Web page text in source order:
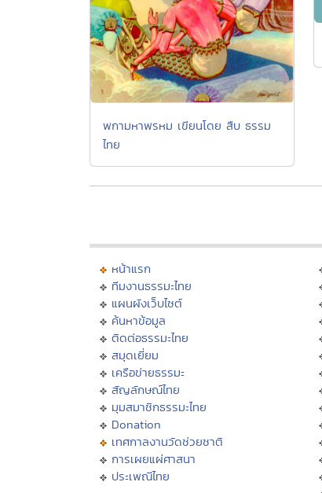
พกามหาพรหม เขียนโดย สืบ ธรรม
ไทย
หน้าแรก
ทีมงานธรรมะไทย
แผนผังเว็บไซต์
ค้นหาข้อมูล
ติดต่อธรรมะไทย
สมุดเยี่ยม
เครือข่ายธรรมะ
สัญลักษณ์ไทย
มุมสมาชิกธรรมะไทย
Donation
เทศกาลงานวัดช่วยชาติ
การเผยแผ่ศาสนา
ประเพณีไทย